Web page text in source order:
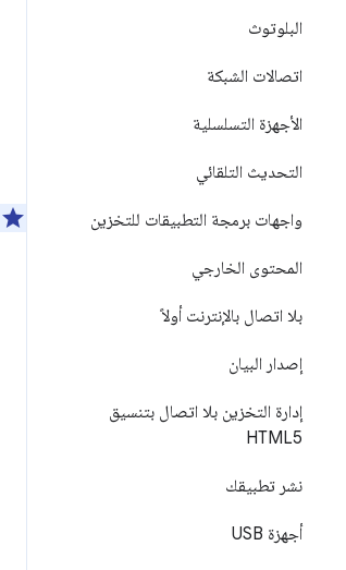
البلوتوث
اتصالات الشبكة
الأجهزة التسلسلية
التحديث التلقائي
واجهات برمجة التطبيقات للتخزين
المحتوى الخارجي
بلا اتصال بالإنترنت أولاً
إصدار البيان
إدارة التخزين بلا اتصال بتنسيق
HTML5
نشر تطبيقك
أجهزة USB